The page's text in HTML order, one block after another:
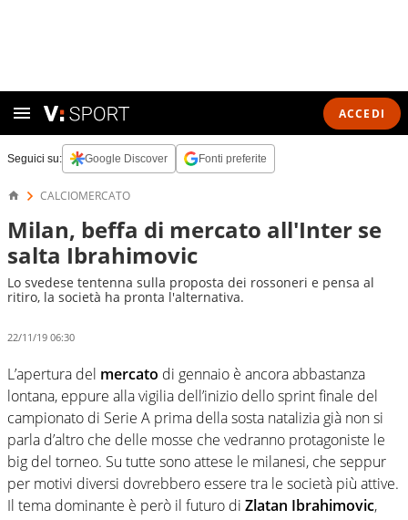
ACCEDI
Seguici su: Google Discover Fonti preferite
CALCIOMERCATO
Milan, beffa di mercato all'Inter se
salta Ibrahimovic
Lo svedese tentenna sulla proposta dei rossoneri e pensa al
ritiro, la società ha pronta l'alternativa.
22/11/19 06:30
L’apertura del mercato di gennaio è ancora abbastanza
lontana, eppure alla vigilia dell’inizio dello sprint finale del
campionato di Serie A prima della sosta natalizia già non si
parla d’altro che delle mosse che vedranno protagoniste le
big del torneo. Su tutte sono attese le milanesi, che seppur
per motivi diversi dovrebbero essere tra le società più attive.
Il tema dominante è però il futuro di Zlatan Ibrahimovic,